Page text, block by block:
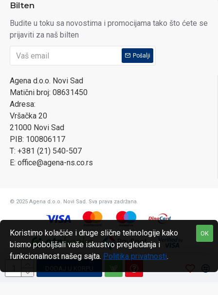
DODAJ U KORPU
Bilten
Budite u toku sa novostima i promocijama tako što ćete se
prijaviti za naš bilten
Pošalji
Agena d.o.o. Novi Sad
Matični broj: 08631450
Adresa:
Vršačka 20
21000 Novi Sad
PIB: 100806117
T: +381 (21) 540-507
E: office@agena-ns.co.rs
© 2025 Agena d.o.o. Novi Sad. Sva prava zadržana.
OK
Koristimo kolačiće i druge slične tehnologije kako
bismo poboljšali vaše iskustvo pregledanja i
funkcionalnost našeg sajta. Politika privatnosti.